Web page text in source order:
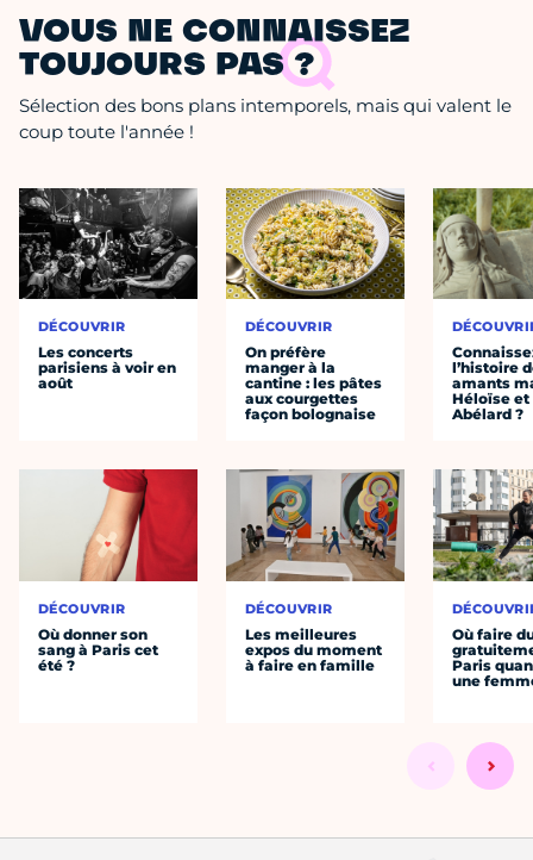
VOUS NE CONNAISSEZ
TOUJOURS PAS ?
Sélection des bons plans intemporels, mais qui valent le
coup toute l'année !
DÉCOUVRIR
Les concerts
parisiens à voir en
août
DÉCOUVRIR
Où donner son
sang à Paris cet
été ?
DÉCOUVRIR
On préfère
manger à la
cantine : les pâtes
aux courgettes
façon bolognaise
DÉCOUVRIR
Les meilleures
expos du moment
à faire en famille
l’histoire
amants
Héloïse et
Abélard ?
Où faire
Paris
une